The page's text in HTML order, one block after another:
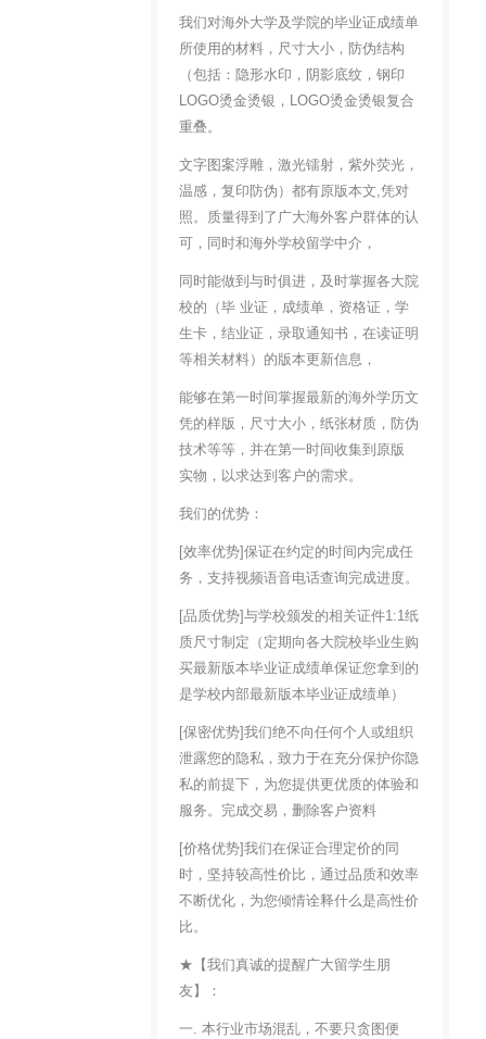
我们对海外大学及学院的毕业证成绩单
所使用的材料，尺寸大小，防伪结构
（包括：隐形水印，阴影底纹，钢印
LOGO烫金烫银，LOGO烫金烫银复合
重叠。
文字图案浮雕，激光镭射，紫外荧光，
温感，复印防伪）都有原版本文,凭对
照。质量得到了广大海外客户群体的认
可，同时和海外学校留学中介，
同时能做到与时俱进，及时掌握各大院
校的（毕 业证，成绩单，资格证，学
生卡，结业证，录取通知书，在读证明
等相关材料）的版本更新信息，
能够在第一时间掌握最新的海外学历文
凭的样版，尺寸大小，纸张材质，防伪
技术等等，并在第一时间收集到原版
实物，以求达到客户的需求。
我们的优势：
[效率优势]保证在约定的时间内完成任
务，支持视频语音电话查询完成进度。
[品质优势]与学校颁发的相关证件1:1纸
质尺寸制定（定期向各大院校毕业生购
买最新版本毕业证成绩单保证您拿到的
是学校内部最新版本毕业证成绩单）
[保密优势]我们绝不向任何个人或组织
泄露您的隐私，致力于在充分保护你隐
私的前提下，为您提供更优质的体验和
服务。完成交易，删除客户资料
[价格优势]我们在保证合理定价的同
时，坚持较高性价比，通过品质和效率
不断优化，为您倾情诠释什么是高性价
比。
★【我们真诚的提醒广大留学生朋
友】：
一. 本行业市场混乱，不要只贪图便